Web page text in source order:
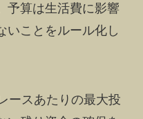
予算は生活費に影響
いことをルール化し
ースあたりの最大投